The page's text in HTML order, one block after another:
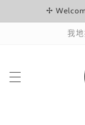
跳至內容
✢
我